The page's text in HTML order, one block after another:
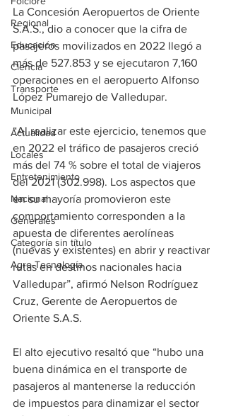
Regional
Educación
Ciencia
Transporte
Municipal
Actualidad
Locales
Entretenimiento
Nacional
Generales
Categoría sin título
Agro-Tecnología
La Concesión Aeropuertos de Oriente
S.A.S., dio a conocer que la cifra de
pasajeros movilizados en 2022 llegó a
más de 527.853 y se ejecutaron 7,160
operaciones en el aeropuerto Alfonso
López Pumarejo de Valledupar.
“Al realizar este ejercicio, tenemos que
en 2022 el tráfico de pasajeros creció
más del 74 % sobre el total de viajeros
del 2021 (302.998). Los aspectos que
en su mayoría promovieron este
comportamiento corresponden a la
apuesta de diferentes aerolíneas
(nuevas y existentes) en abrir y reactivar
rutas en destinos nacionales hacia
Valledupar”, afirmó Nelson Rodríguez
Cruz, Gerente de Aeropuertos de
Oriente S.A.S.
El alto ejecutivo resaltó que “hubo una
buena dinámica en el transporte de
pasajeros al mantenerse la reducción
de impuestos para dinamizar el sector